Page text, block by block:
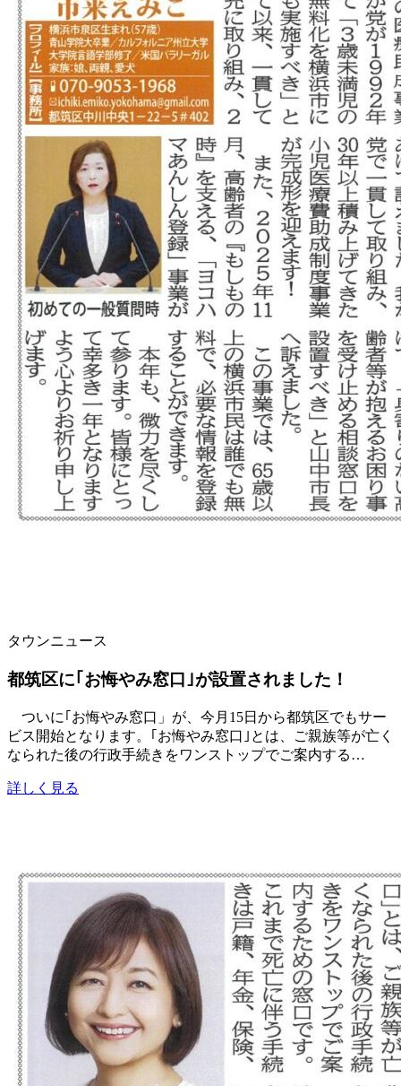
タウンニュース
都筑区に｢お悔やみ窓口｣が設置されました！
ついに｢お悔やみ窓口」が、今月15日から都筑区でもサー
ビス開始となります。｢お悔やみ窓口｣とは、ご親族等が亡く
なられた後の行政手続きをワンストップでご案内する…
詳しく見る